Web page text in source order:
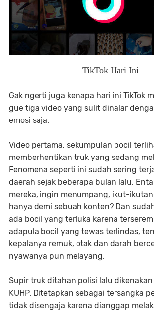
TikTok Hari Ini
Gak ngerti juga kenapa hari ini TikTok
gue tiga video yang sulit dinalar
emosi saja.
Video pertama, sekumpulan bocil
memberhentikan truk yang sedang
Fenomena seperti ini sudah sering
daerah sejak beberapa bulan lalu.
mereka, ingin menumpang, ikut-
hanya demi sebuah konten? Dan
ada bocil yang terluka karena
adapula bocil yang tewas terlindas,
kepalanya remuk, otak dan darah
nyawanya pun melayang.
Supir truk ditahan polisi lalu dikenakan
KUHP. Ditetapkan sebagai tersangka
tidak disengaja karena dianggap